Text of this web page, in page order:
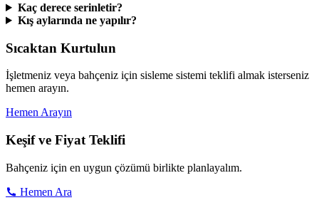
Kaç derece serinletir?
Kış aylarında ne yapılır?
Sıcaktan Kurtulun
İşletmeniz veya bahçeniz için sisleme sistemi teklifi almak isterseniz
hemen arayın.
Hemen Arayın
Keşif ve Fiyat Teklifi
Bahçeniz için en uygun çözümü birlikte planlayalım.
Hemen Ara